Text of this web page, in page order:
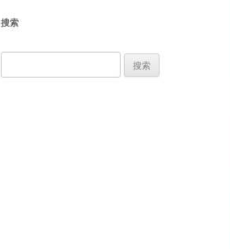
搜索
索：